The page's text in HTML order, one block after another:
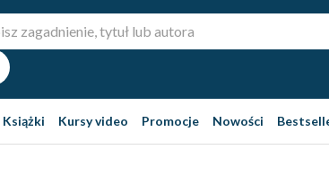
Książki Kursy video Promocje Nowości